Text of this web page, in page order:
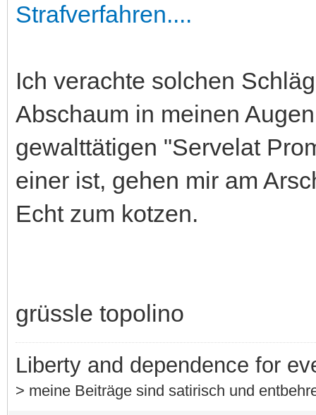
Strafverfahren....
Ich verachte solchen
Abschaum in meinen
gewalttätigen "Servelat
einer ist, gehen mir am
Echt zum kotzen.
grüssle topolino
Liberty and dependence for
> meine Beiträge sind satirisch und